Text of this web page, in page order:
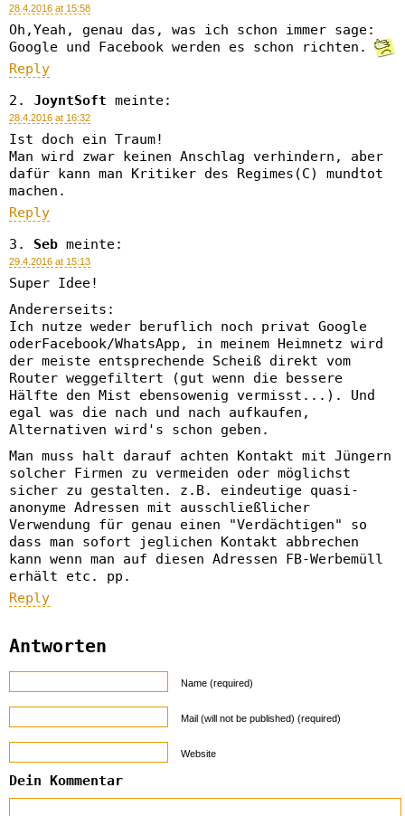
28.4.2016 at 15:58
Oh,Yeah, genau das, was ich schon immer sage:
Google und Facebook werden es schon richten.
Reply
JoyntSoft meinte:
28.4.2016 at 16:32
Ist doch ein Traum!
Man wird zwar keinen Anschlag verhindern, aber
dafür kann man Kritiker des Regimes(C) mundtot
machen.
Reply
Seb meinte:
29.4.2016 at 15:13
Super Idee!
Andererseits:
Ich nutze weder beruflich noch privat Google
oderFacebook/WhatsApp, in meinem Heimnetz wird
der meiste entsprechende Scheiß direkt vom
Router weggefiltert (gut wenn die bessere
Hälfte den Mist ebensowenig vermisst...). Und
egal was die nach und nach aufkaufen,
Alternativen wird's schon geben.
Man muss halt darauf achten Kontakt mit Jüngern
solcher Firmen zu vermeiden oder möglichst
sicher zu gestalten. z.B. eindeutige quasi-
anonyme Adressen mit ausschließlicher
Verwendung für genau einen "Verdächtigen" so
dass man sofort jeglichen Kontakt abbrechen
kann wenn man auf diesen Adressen FB-Werbemüll
erhält etc. pp.
Reply
Antworten
Name (required)
Mail (will not be published) (required)
Website
Dein Kommentar